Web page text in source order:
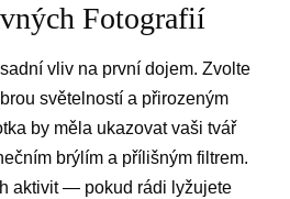
Fotografií
vliv na první dojem. Zvolte
světelností a přirozeným
by měla ukazovat vaši tvář
brýlím a přílišným filtrem.
aktivit — pokud rádi lyžujete